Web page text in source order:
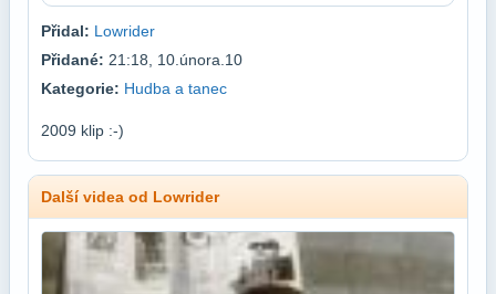
Přidal: Lowrider
Přidané: 21:18, 10.února.10
Kategorie: Hudba a tanec
2009 klip :-)
Další videa od Lowrider